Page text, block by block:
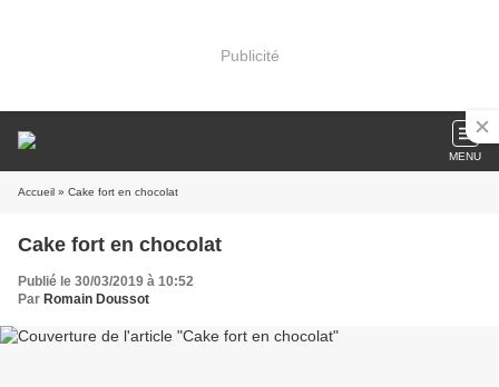
Publicité
MENU
Accueil » Cake fort en chocolat
Cake fort en chocolat
Publié le 30/03/2019 à 10:52
Par Romain Doussot